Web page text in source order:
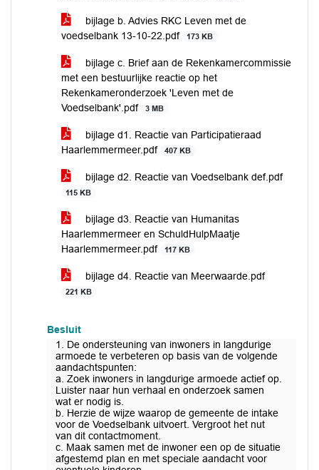
bijlage b. Advies RKC Leven met de
voedselbank 13-10-22.pdf
173 KB
bijlage c. Brief aan de Rekenkamercommissie
met een bestuurlijke reactie op het
Rekenkameronderzoek 'Leven met de
Voedselbank'.pdf
3 MB
bijlage d1. Reactie van Participatieraad
Haarlemmermeer.pdf
407 KB
bijlage d2. Reactie van Voedselbank def.pdf
115 KB
bijlage d3. Reactie van Humanitas
Haarlemmermeer en SchuldHulpMaatje
Haarlemmermeer.pdf
117 KB
bijlage d4. Reactie van Meerwaarde.pdf
221 KB
Besluit
1. De ondersteuning van inwoners in langdurige
armoede te verbeteren op basis van de volgende
aandachtspunten:
a. Zoek inwoners in langdurige armoede actief op.
Luister naar hun verhaal en onderzoek samen
wat er nodig is.
b. Herzie de wijze waarop de gemeente de intake
voor de Voedselbank uitvoert. Vergroot het nut
van dit contactmoment.
c. Maak samen met de inwoner een op de situatie
afgestemd plan en met speciale aandacht voor